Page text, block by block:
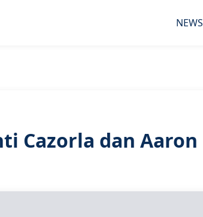
NEWS
Cazorla dan Aaron